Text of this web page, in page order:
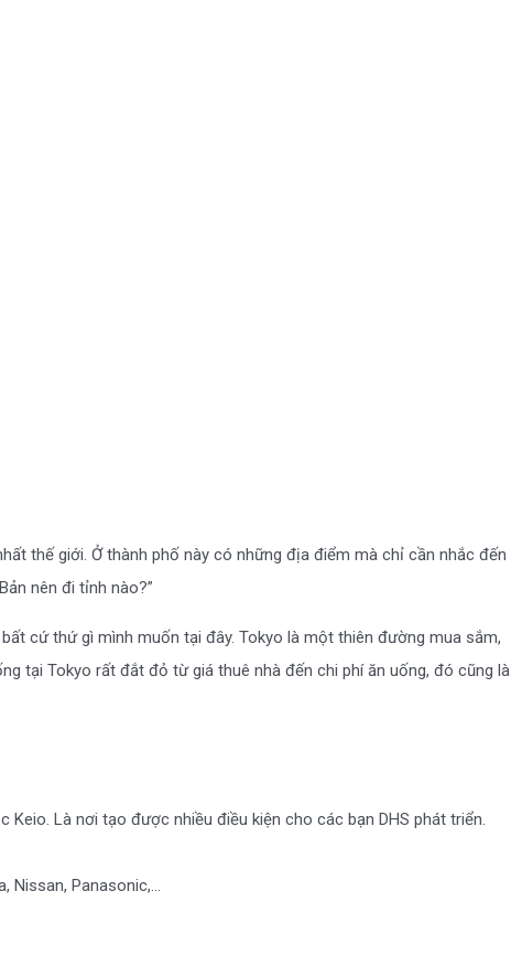
thế giới. Ở thành phố này có những địa điểm mà chỉ cần nhắc đến
nên đi tỉnh nào?”
cứ thứ gì mình muốn tại đây. Tokyo là một thiên đường mua sắm,
tại Tokyo rất đắt đỏ từ giá thuê nhà đến chi phí ăn uống, đó cũng là
Là nơi tạo được nhiều điều kiện cho các bạn DHS phát triển.
Nissan, Panasonic,…